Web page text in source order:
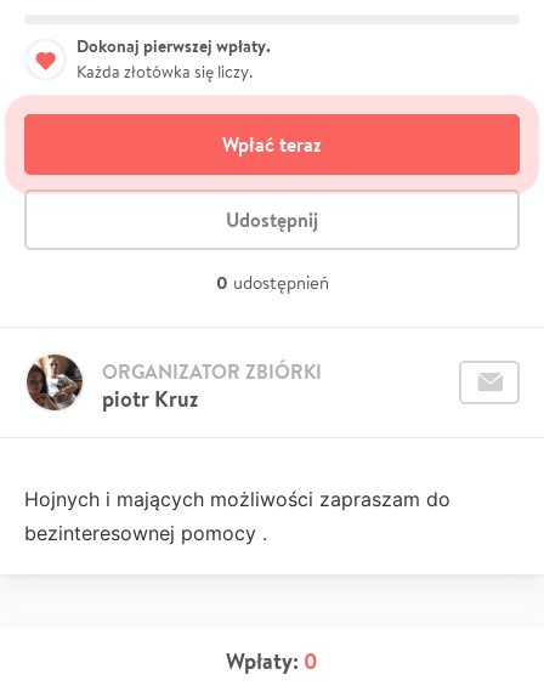
Dokonaj pierwszej wpłaty.
Każda złotówka się liczy.
Wpłać teraz
Udostępnij
0 udostępnień
piotr Kruz
ORGANIZATOR ZBIÓRKI
Hojnych i mających możliwości zapraszam do
bezinteresownej pomocy .
Wpłaty: 0